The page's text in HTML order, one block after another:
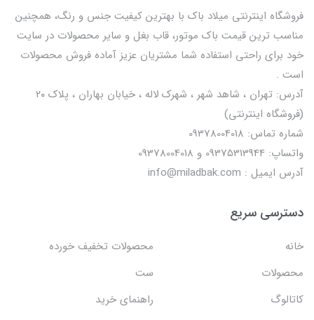
فروشگاه اینترنتی میلاد باک با بهترین کیفیت جنس و رنگ، همچنین
مناسب ترین قیمت باک موتور، قاب بغل و سایر محصولات در سایت
خود برای راحتی استفاده شما مشتریان عزیز آماده فروش محصولات
است .
آدرس: تهران ، شاهد شهر ، شهرک لاله ، خیابان بهاران ، پلاک ۲۰
(فروشگاه اینترنتی)
شماره تماس: 09378004018
واتساپ: 09375313944 و 09378004018
آدرس ایمیل : info@miladbak.com
دسترسی سریع
خانه
محصولات تخفیف خورده
محصولات
ست
کاتالوگ
راهنمای خرید